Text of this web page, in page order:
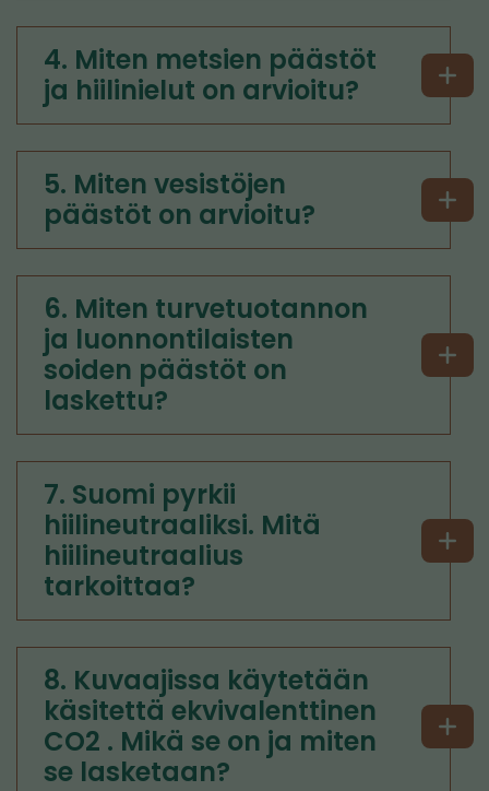
4. Miten metsien päästöt
ja hiilinielut on arvioitu?
5. Miten vesistöjen
päästöt on arvioitu?
6. Miten turvetuotannon
ja luonnontilaisten
soiden päästöt on
laskettu?
7. Suomi pyrkii
hiilineutraaliksi. Mitä
hiilineutraalius
tarkoittaa?
8. Kuvaajissa käytetään
käsitettä ekvivalenttinen
CO2 . Mikä se on ja miten
se lasketaan?